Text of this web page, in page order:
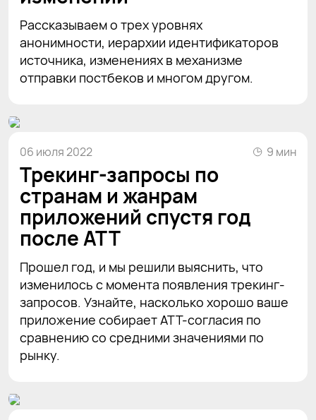
Рассказываем о трех уровнях
анонимности, иерархии идентификаторов
источника, изменениях в механизме
отправки постбеков и многом другом.
06 июля 2022 9 мин
Трекинг-запросы по
странам и жанрам
приложений спустя год
после ATT
Прошел год, и мы решили выяснить, что
изменилось с момента появления трекинг-
запросов. Узнайте, насколько хорошо ваше
приложение собирает ATT-согласия по
сравнению со средними значениями по
рынку.